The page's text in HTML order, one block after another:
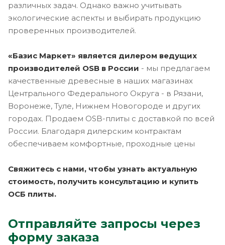
различных задач. Однако важно учитывать
экологические аспекты и выбирать продукцию
проверенных производителей.
«Базис Маркет» является дилером ведущих
производителей OSB в России - мы предлагаем
качественные древесные в наших магазинах
Центрального Федерального Округа - в Рязани,
Воронеже, Туле, Нижнем Новогороде и других
городах. Продаем OSB-плиты с доставкой по всей
России. Благодаря дилерским контрактам
обеспечиваем комфортные, проходные цены
Свяжитесь с нами, чтобы узнать актуальную
стоимость, получить консультацию и купить
ОСБ плиты.
Отправляйте запросы через
форму заказа